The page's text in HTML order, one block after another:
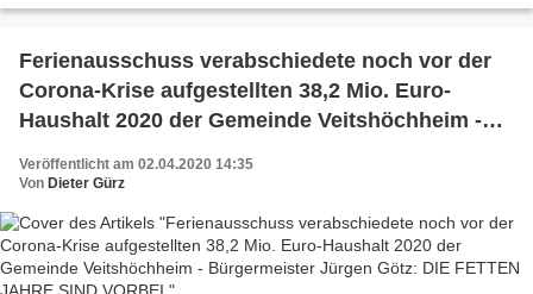
Entscheidungsberatung...
Ferienausschuss verabschiedete noch vor der
Corona-Krise aufgestellten 38,2 Mio. Euro-
Haushalt 2020 der Gemeinde Veitshöchheim -
SIND VORBEI
Veröffentlicht am 02.04.2020 14:35
Von Dieter Gürz